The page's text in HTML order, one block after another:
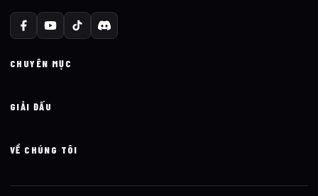
CHUYÊN MỤC
GIẢI ĐẤU
VỀ CHÚNG TÔI